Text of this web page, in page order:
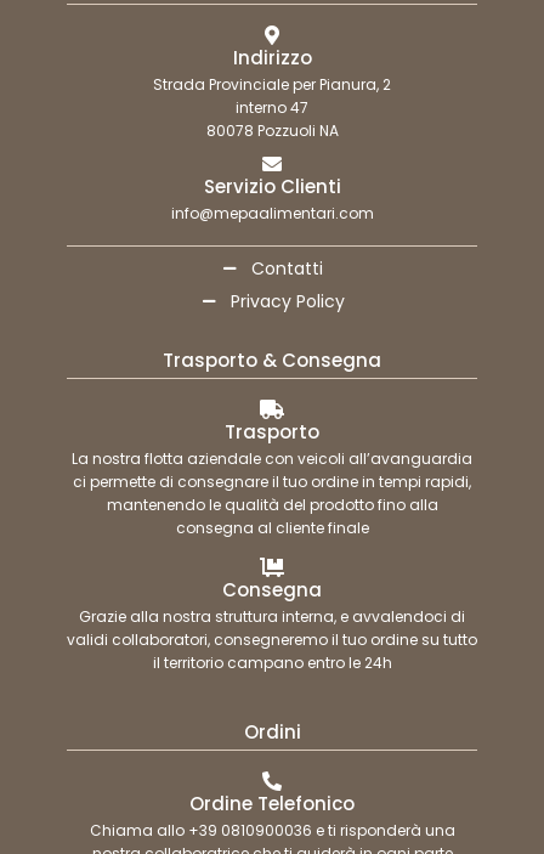
Indirizzo
Strada Provinciale per Pianura, 2
interno 47
80078 Pozzuoli NA
Servizio Clienti
info@mepaalimentari.com
Contatti
Privacy Policy
Trasporto & Consegna
Trasporto
La nostra flotta aziendale con veicoli all’avanguardia
ci permette di consegnare il tuo ordine in tempi rapidi,
mantenendo le qualità del prodotto fino alla
consegna al cliente finale
Consegna
Grazie alla nostra struttura interna, e avvalendoci di
validi collaboratori, consegneremo il tuo ordine su tutto
il territorio campano entro le 24h
Ordini
Ordine Telefonico
Chiama allo +39 0810900036 e ti risponderà una